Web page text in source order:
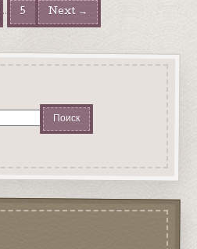
… 5 Next →